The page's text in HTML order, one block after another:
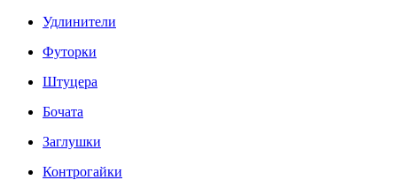
Удлинители
Футорки
Штуцера
Бочата
Заглушки
Контрогайки